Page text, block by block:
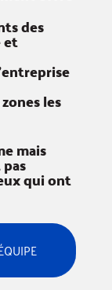
des
et
les
mais
qui ont